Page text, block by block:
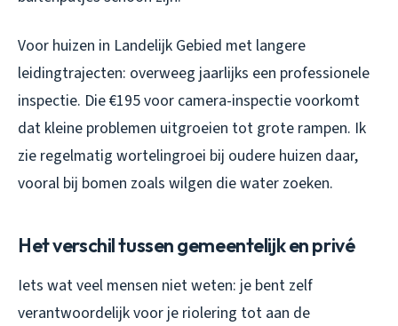
Voor huizen in Landelijk Gebied met langere
leidingtrajecten: overweeg jaarlijks een professionele
inspectie. Die €195 voor camera-inspectie voorkomt
dat kleine problemen uitgroeien tot grote rampen. Ik
zie regelmatig wortelingroei bij oudere huizen daar,
vooral bij bomen zoals wilgen die water zoeken.
Het verschil tussen gemeentelijk en privé
Iets wat veel mensen niet weten: je bent zelf
verantwoordelijk voor je riolering tot aan de